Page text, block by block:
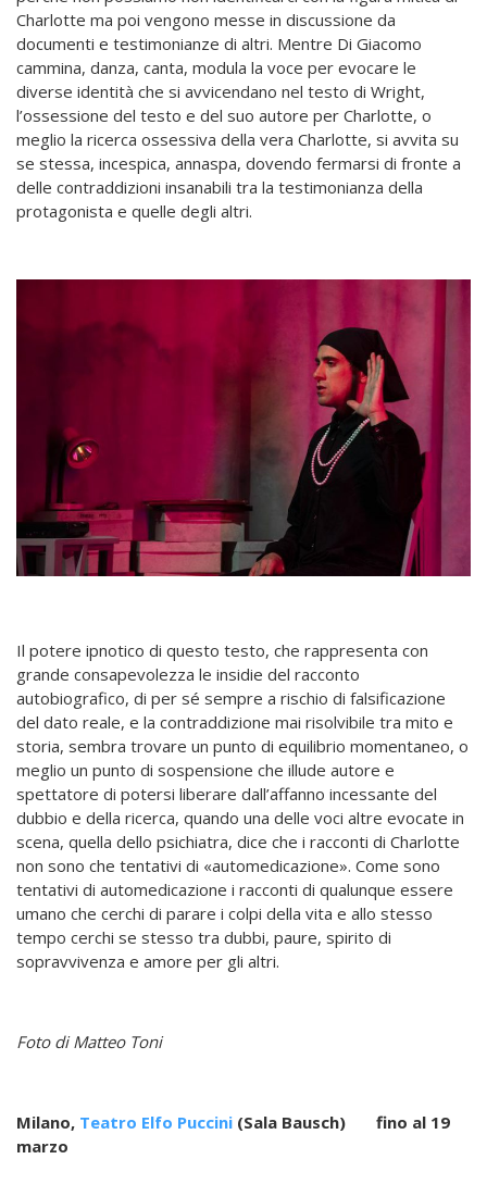
Charlotte ma poi vengono messe in discussione da
documenti e testimonianze di altri. Mentre Di Giacomo
cammina, danza, canta, modula la voce per evocare le
diverse identità che si avvicendano nel testo di Wright,
l’ossessione del testo e del suo autore per Charlotte, o
meglio la ricerca ossessiva della vera Charlotte, si avvita su
se stessa, incespica, annaspa, dovendo fermarsi di fronte a
delle contraddizioni insanabili tra la testimonianza della
protagonista e quelle degli altri.
Il potere ipnotico di questo testo, che rappresenta con
grande consapevolezza le insidie del racconto
autobiografico, di per sé sempre a rischio di falsificazione
del dato reale, e la contraddizione mai risolvibile tra mito e
storia, sembra trovare un punto di equilibrio momentaneo, o
meglio un punto di sospensione che illude autore e
spettatore di potersi liberare dall’affanno incessante del
dubbio e della ricerca, quando una delle voci altre evocate in
scena, quella dello psichiatra, dice che i racconti di Charlotte
non sono che tentativi di «automedicazione». Come sono
tentativi di automedicazione i racconti di qualunque essere
umano che cerchi di parare i colpi della vita e allo stesso
tempo cerchi se stesso tra dubbi, paure, spirito di
sopravvivenza e amore per gli altri.
Foto di Matteo Toni
Milano, Teatro Elfo Puccini (Sala Bausch) fino al 19
marzo